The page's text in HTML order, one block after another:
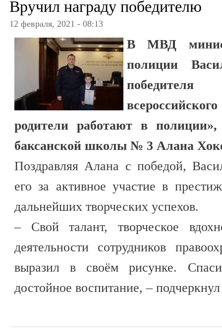
Вручил награду победителю
12 февраля, 2021 - 08:13
В МВД
полиции
родители работают в
баксанской школы № 3 Алана
Поздравляя Алана с победой,
его за активное участие в
дальнейших творческих успехов.
– Свой талант, творческое
деятельности сотрудников
выразил в своём рисунке.
достойное воспитание, –